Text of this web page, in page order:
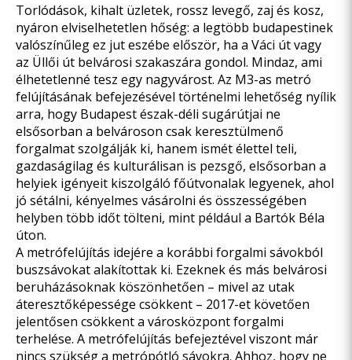
Torlódások, kihalt üzletek, rossz levegő, zaj és kosz,
nyáron elviselhetetlen hőség: a legtöbb budapestinek
valószínűleg ez jut eszébe először, ha a Váci út vagy
az Üllői út belvárosi szakaszára gondol. Mindaz, ami
élhetetlenné tesz egy nagyvárost. Az M3-as metró
felújításának befejezésével történelmi lehetőség nyílik
arra, hogy Budapest észak-déli sugárútjai ne
elsősorban a belvároson csak keresztülmenő
forgalmat szolgálják ki, hanem ismét élettel teli,
gazdaságilag és kulturálisan is pezsgő, elsősorban a
helyiek igényeit kiszolgáló főútvonalak legyenek, ahol
jó sétálni, kényelmes vásárolni és összességében
helyben több időt tölteni, mint például a Bartók Béla
úton.
A metrófelújítás idejére a korábbi forgalmi sávokból
buszsávokat alakítottak ki. Ezeknek és más belvárosi
beruházásoknak köszönhetően – mivel az utak
áteresztőképessége csökkent – 2017-et követően
jelentősen csökkent a városközpont forgalmi
terhelése. A metrófelújítás befejeztével viszont már
nincs szükség a metrópótló sávokra. Ahhoz, hogy ne